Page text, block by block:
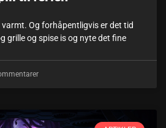
varmt. Og forhåpentligvis er det tid
grille og spise is og nyte det fine